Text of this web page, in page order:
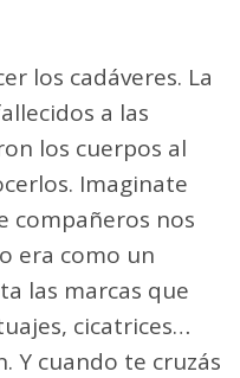
los cadáveres. La
a las
los cuerpos al
Imaginate
compañeros nos
era como un
las marcas que
cicatrices…
Y cuando te cruzás